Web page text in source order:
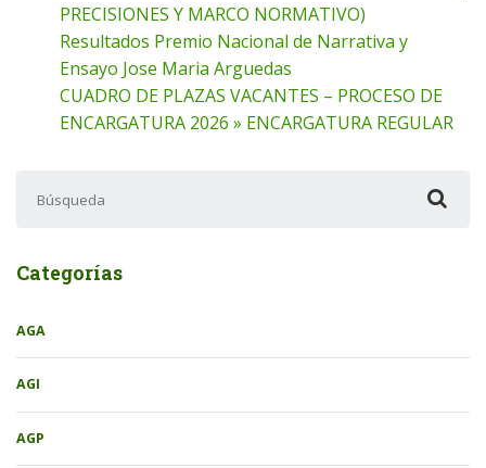
PRECISIONES Y MARCO NORMATIVO)
Resultados Premio Nacional de Narrativa y
Ensayo Jose Maria Arguedas
CUADRO DE PLAZAS VACANTES – PROCESO DE
ENCARGATURA 2026 » ENCARGATURA REGULAR
Categorías
AGA
AGI
AGP